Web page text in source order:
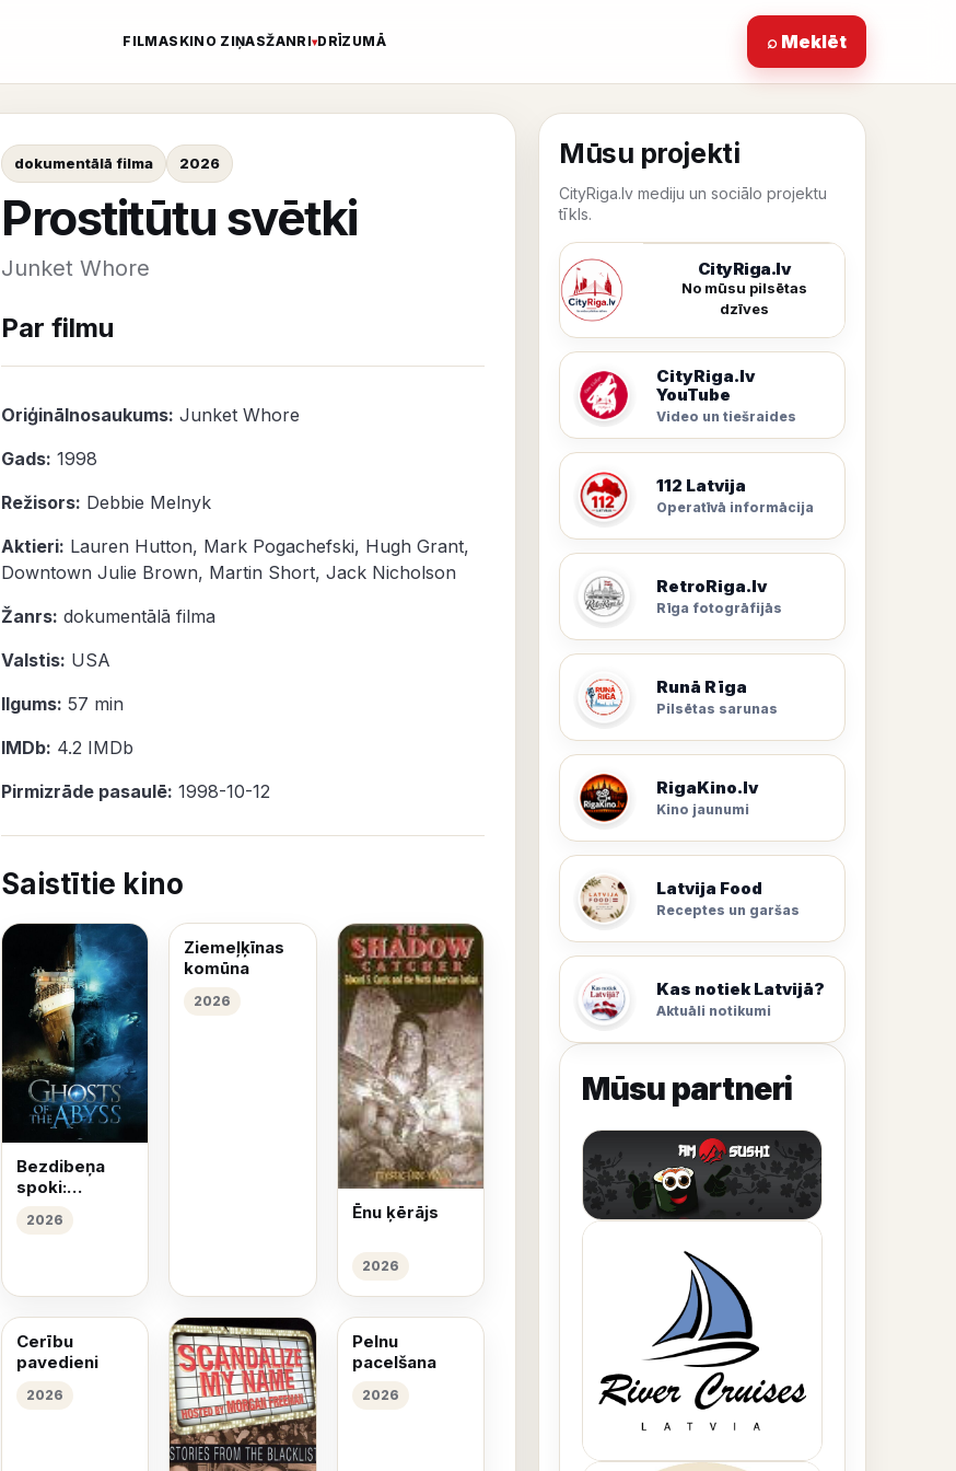
FILMAS KINO ZIŅASŽANRI DRĪZUMĀ ⌕ Meklēt
dokumentālā filma 2026
Prostitūtu svētki
Junket Whore
Par filmu
Oriģinālnosaukums: Junket Whore
Gads: 1998
Režisors: Debbie Melnyk
Aktieri: Lauren Hutton, Mark Pogachefski, Hugh Grant,
Downtown Julie Brown, Martin Short, Jack Nicholson
Žanrs: dokumentālā filma
Valstis: USA
Ilgums: 57 min
IMDb: 4.2 IMDb
Pirmizrāde pasaulē: 1998-10-12
Saistītie kino
Bezdibeņa
spoki:
2026
Ziemeļķīnas
komūna
2026
Ēnu ķērājs
2026
Cerību
pavedieni
2026
Pelnu
pacelšana
2026
Mūsu projekti
CityRiga.lv mediju un sociālo projektu
tīkls.
CityRiga.lv
No mūsu pilsētas
dzīves
CityRiga.lv
YouTube
Video un tiešraides
112 Latvija
Operatīvā informācija
RetroRiga.lv
Rīga fotogrāfijās
Runā Rīga
Pilsētas sarunas
RigaKino.lv
Kino jaunumi
Latvija Food
Receptes un garšas
Kas notiek Latvijā?
Aktuāli notikumi
Mūsu partneri